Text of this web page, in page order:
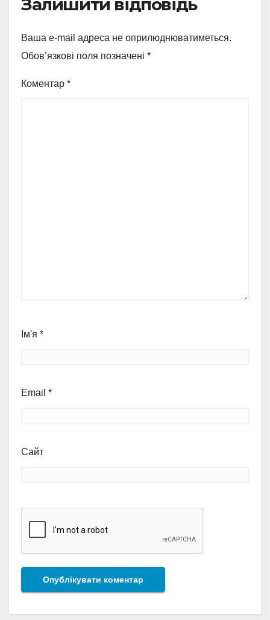
Залишити відповідь
Ваша e-mail адреса не оприлюднюватиметься.
Обов’язкові поля позначені *
Коментар *
Ім'я *
Email *
Сайт